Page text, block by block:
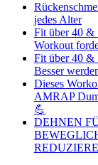
jedes Alter
Fit über 40 &
Workout
Fit über 40 &
Besser
Dieses
AMRAP
💪
DEHNEN